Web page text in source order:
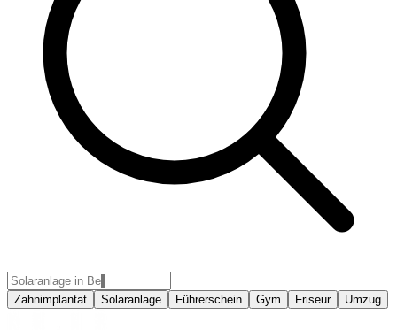
Zahnimplantat Solaranlage Führerschein Gym Friseur Umzug